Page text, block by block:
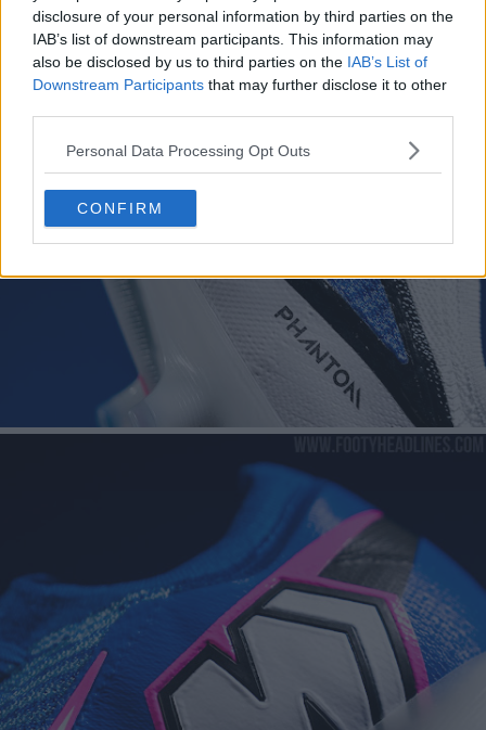
disclosure of your personal information by third parties on the
IAB’s list of downstream participants. This information may
also be disclosed by us to third parties on the IAB’s List of
Downstream Participants that may further disclose it to other
Personal Data Processing Opt Outs
CONFIRM